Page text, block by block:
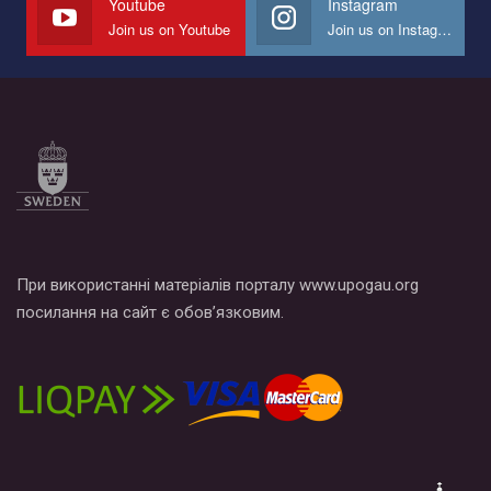
Все, что вам нужно сделать - это зайти на наш канал YouTube
по этой ссылке и поставить лайк под видео.
Join us on Youtube Join us on Instagram
При використанні матеріалів порталу www.upogau.org
посилання на сайт є обов’язковим.